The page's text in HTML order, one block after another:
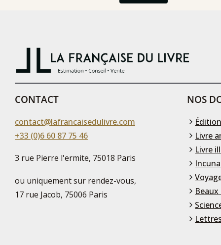
CONTACT
contact@lafrancaisedulivre.com
+33 (0)6 60 87 75 46
3 rue Pierre l'ermite, 75018 Paris
ou uniquement sur rendez-vous,
17 rue Jacob, 75006 Paris
NOS
Livre
Livre